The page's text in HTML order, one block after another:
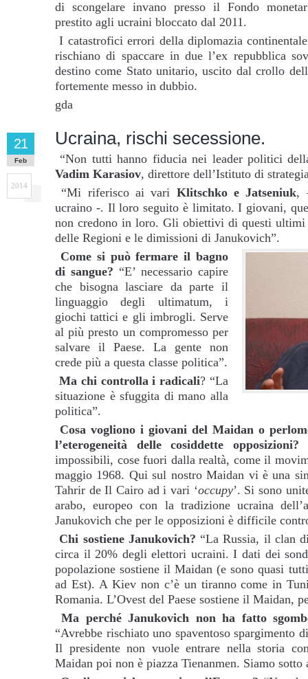
di scongelare invano presso il Fondo
prestito agli ucraini bloccato dal 2011.
I catastrofici errori della diplomazia
rischiano di spaccare in due l’ex repubblica
destino come Stato unitario, uscito dal crollo
fortemente messo in dubbio.
gda
Ucraina, rischi secessione.
21
Feb
2014
“Non tutti hanno fiducia nei leader politici
Vadim Karasiov, direttore dell’Istituto di
“Mi riferisco ai vari Klitschko e Jatseniuk,
ucraino -. Il loro seguito è limitato. I giovani,
non credono in loro. Gli obiettivi di questi ultimi
delle Regioni e le dimissioni di Janukovich”.
Come si può fermare il bagno
di sangue? “E’ necessario capire
che bisogna lasciare da parte il
linguaggio degli ultimatum, i
giochi tattici e gli imbrogli. Serve
al più presto un compromesso per
salvare il Paese. La gente non
crede più a questa classe politica”.
Ma chi controlla i radicali? “La
situazione è sfuggita di mano alla
politica”.
Cosa vogliono i giovani del Maidan o
l’eterogeneità delle cosiddette opposizioni?
impossibili, cose fuori dalla realtà, come il
maggio 1968. Qui sul nostro Maidan vi è una
Tahrir de Il Cairo ad i vari ‘occupy’. Si sono
arabo, europeo con la tradizione ucraina
Janukovich che per le opposizioni è difficile
Chi sostiene Janukovich? “La Russia, il clan
circa il 20% degli elettori ucraini. I dati dei
popolazione sostiene il Maidan (e sono quasi
ad Est). A Kiev non c’è un tiranno come in
Romania. L’Ovest del Paese sostiene il Maidan,
Ma perché Janukovich non ha fatto
“Avrebbe rischiato uno spaventoso spargimento
Il presidente non vuole entrare nella storia
Maidan poi non è piazza Tienanmen. Siamo